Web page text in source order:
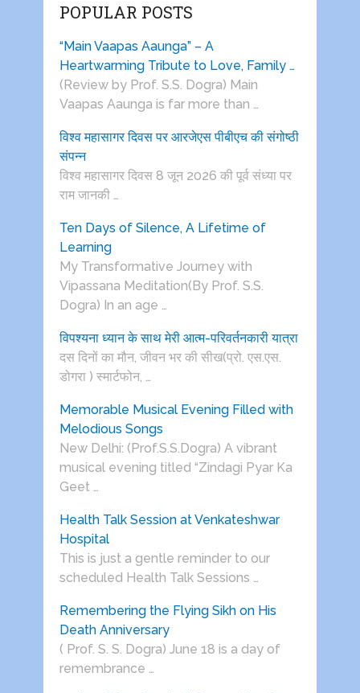
POPULAR POSTS
“Main Vaapas Aaunga” – A
Heartwarming Tribute to Love, Family …
(Review by Prof. S.S. Dogra) Main
Vaapas Aaunga is far more than …
विश्व महासागर दिवस पर आरजेएस पीबीएच की संगोष्ठी
संपन्न
विश्व महासागर दिवस 8 जून 2026 की पूर्व संध्या पर
राम जानकी …
Ten Days of Silence, A Lifetime of
Learning
My Transformative Journey with
Vipassana Meditation(By Prof. S.S.
Dogra) In an age …
विपश्यना ध्यान के साथ मेरी आत्म-परिवर्तनकारी यात्रा
दस दिनों का मौन, जीवन भर की सीख(प्रो. एस.एस.
डोगरा ) स्मार्टफोन, …
Memorable Musical Evening Filled with
Melodious Songs
New Delhi: (Prof.S.S.Dogra) A vibrant
musical evening titled “Zindagi Pyar Ka
Geet …
Health Talk Session at Venkateshwar
Hospital
This is just a gentle reminder to our
scheduled Health Talk Sessions …
Remembering the Flying Sikh on His
Death Anniversary
( Prof. S. S. Dogra) June 18 is a day of
remembrance …